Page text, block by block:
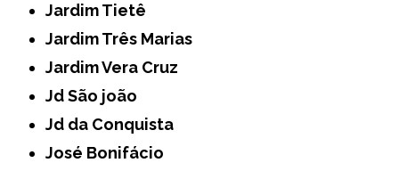
Jardim Tietê
Jardim Três Marias
Jardim Vera Cruz
Jd São joão
Jd da Conquista
José Bonifácio